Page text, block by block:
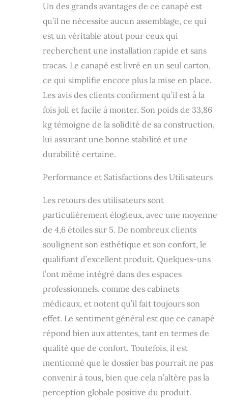
Un des grands avantages de ce canapé est
qu’il ne nécessite aucun assemblage, ce qui
est un véritable atout pour ceux qui
recherchent une installation rapide et sans
tracas. Le canapé est livré en un seul carton,
ce qui simplifie encore plus la mise en place.
Les avis des clients confirment qu’il est à la
fois joli et facile à monter. Son poids de 33,86
kg témoigne de la solidité de sa construction,
lui assurant une bonne stabilité et une
durabilité certaine.
Performance et Satisfactions des Utilisateurs
Les retours des utilisateurs sont
particulièrement élogieux, avec une moyenne
de 4,6 étoiles sur 5. De nombreux clients
soulignent son esthétique et son confort, le
qualifiant d’excellent produit. Quelques-uns
l’ont même intégré dans des espaces
professionnels, comme des cabinets
médicaux, et notent qu’il fait toujours son
effet. Le sentiment général est que ce canapé
répond bien aux attentes, tant en termes de
qualité que de confort. Toutefois, il est
mentionné que le dossier bas pourrait ne pas
convenir à tous, bien que cela n’altère pas la
perception globale positive du produit.